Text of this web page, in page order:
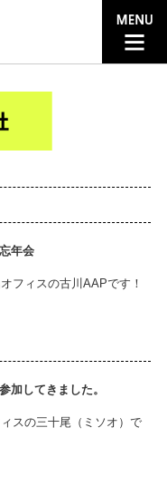
年会
フィスの古川AAPです！
加してきました。
スの三十尾（ミソオ）で